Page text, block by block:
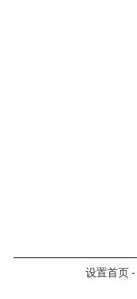
设置首页 -